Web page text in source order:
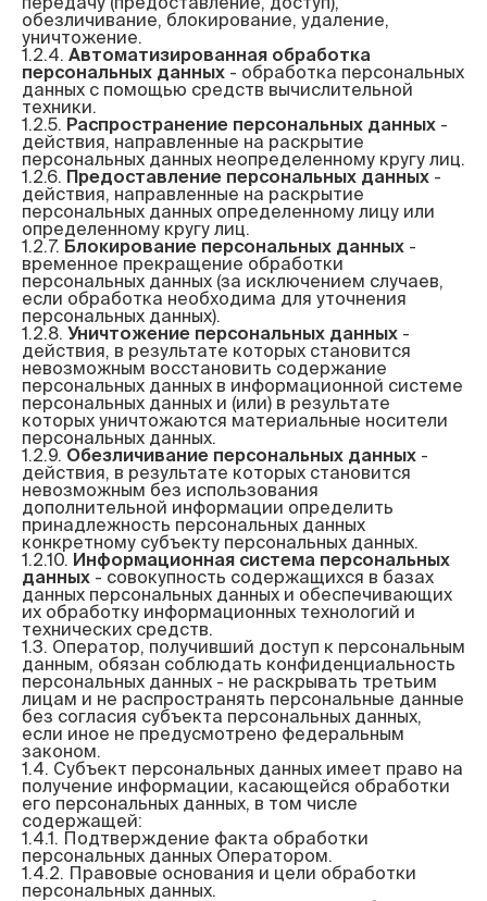
обезличивание, блокирование, удаление,
уничтожение.
1.2.4. Автоматизированная обработка
персональных данных - обработка персональных
данных с помощью средств вычислительной
техники.
1.2.5. Распространение персональных данных -
действия, направленные на раскрытие
персональных данных неопределенному кругу лиц.
1.2.6. Предоставление персональных данных -
действия, направленные на раскрытие
персональных данных определенному лицу или
определенному кругу лиц.
1.2.7. Блокирование персональных данных -
временное прекращение обработки
персональных данных (за исключением случаев,
если обработка необходима для уточнения
персональных данных).
1.2.8. Уничтожение персональных данных -
действия, в результате которых становится
невозможным восстановить содержание
персональных данных в информационной системе
персональных данных и (или) в результате
которых уничтожаются материальные носители
персональных данных.
1.2.9. Обезличивание персональных данных -
действия, в результате которых становится
невозможным без использования
дополнительной информации определить
принадлежность персональных данных
конкретному субъекту персональных данных.
1.2.10. Информационная система персональных
данных - совокупность содержащихся в базах
данных персональных данных и обеспечивающих
их обработку информационных технологий и
технических средств.
1.3. Оператор, получивший доступ к персональным
данным, обязан соблюдать конфиденциальность
персональных данных - не раскрывать третьим
лицам и не распространять персональные данные
без согласия субъекта персональных данных,
если иное не предусмотрено федеральным
законом.
1.4. Субъект персональных данных имеет право на
получение информации, касающейся обработки
его персональных данных, в том числе
содержащей:
1.4.1. Подтверждение факта обработки
персональных данных Оператором.
1.4.2. Правовые основания и цели обработки
персональных данных.